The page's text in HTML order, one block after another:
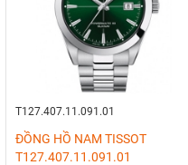
T127.407.11.091.01
ĐỒNG HỒ NAM TISSOT
T127.407.11.091.01